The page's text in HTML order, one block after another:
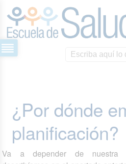
¿Por dónde
planificación?
Va a depender de nuestra